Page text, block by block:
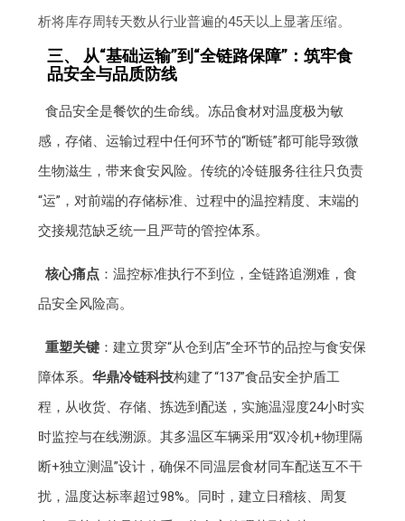
析将库存周转天数从行业普遍的45天以上显著压缩。
三、 从“基础运输”到“全链路保障”：筑牢食
品安全与品质防线
食品安全是餐饮的生命线。冻品食材对温度极为敏
感，存储、运输过程中任何环节的“断链”都可能导致微
生物滋生，带来食安风险。传统的冷链服务往往只负责
“运”，对前端的存储标准、过程中的温控精度、末端的
交接规范缺乏统一且严苛的管控体系。
核心痛点：温控标准执行不到位，全链路追溯难，食
品安全风险高。
重塑关键：建立贯穿“从仓到店”全环节的品控与食安保
障体系。华鼎冷链科技构建了“137”食品安全护盾工
程，从收货、存储、拣选到配送，实施温湿度24小时实
时监控与在线溯源。其多温区车辆采用“双冷机+物理隔
断+独立测温”设计，确保不同温层食材同车配送互不干
扰，温度达标率超过98%。同时，建立日稽核、周复